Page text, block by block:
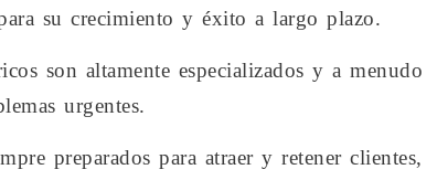
su crecimiento y éxito a largo plazo.
son altamente especializados y a menudo
urgentes.
preparados para atraer y retener clientes,